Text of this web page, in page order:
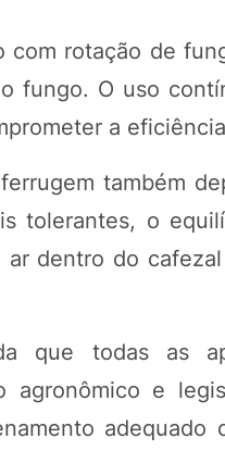
rotação de
fungo. O uso
a
também
tolerantes, o
dentro do
que todas as
agronômico e